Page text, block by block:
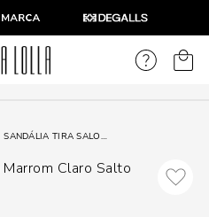
SANDÁLIA TIRA SALOMÉ NAPA MARROM CLARO SALTO FINO BAIXO
Marrom Claro Salto